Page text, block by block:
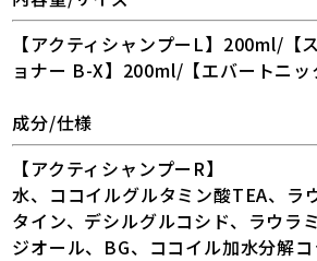
【アクティシャンプーL】200ml/【
ョナー B-X】200ml/【エバートニ
成分/仕様
【アクティシャンプーR】
水、ココイルグルタミン酸TEA、ラ
タイン、デシルグルコシド、ラウラ
ジオール、BG、ココイル加水分解